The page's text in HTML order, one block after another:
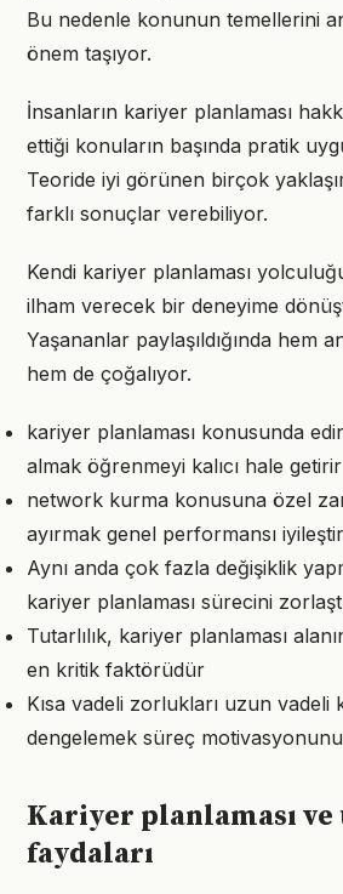
Bu nedenle konunun temellerini
önem taşıyor.
İnsanların kariyer planlaması
ettiği konuların başında pratik
Teoride iyi görünen birçok
farklı sonuçlar verebiliyor.
Kendi kariyer planlaması
ilham verecek bir deneyime
Yaşananlar paylaşıldığında hem
hem de çoğalıyor.
kariyer planlaması konusunda
almak öğrenmeyi kalıcı hale getirir
network kurma konusuna özel
ayırmak genel performansı
Aynı anda çok fazla değişiklik
kariyer planlaması sürecini
Tutarlılık, kariyer planlaması
en kritik faktörüdür
Kısa vadeli zorlukları uzun vadeli
dengelemek süreç
Kariyer planlaması
faydaları